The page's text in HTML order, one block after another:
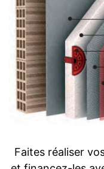
Faites réaliser